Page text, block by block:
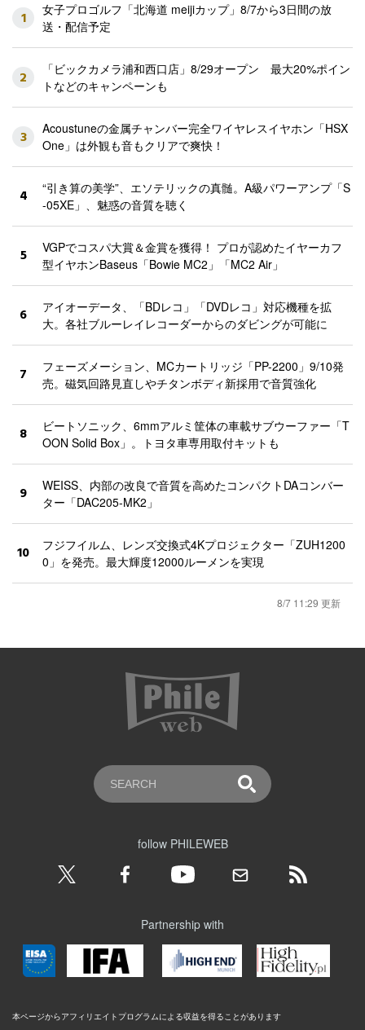
1
女子プロゴルフ「北海道 meijiカップ」8/7から3日間の放
送・配信予定
2
「ビックカメラ浦和西口店」8/29オープン 最大20%ポイン
トなどのキャンペーンも
3
Acoustuneの金属チャンバー完全ワイヤレスイヤホン「HSX
One」は外観も音もクリアで爽快！
4
“引き算の美学”、エソテリックの真髄。A級パワーアンプ「S
-05XE」、魅惑の音質を聴く
5
VGPでコスパ大賞＆金賞を獲得！ プロが認めたイヤーカフ
型イヤホンBaseus「Bowie MC2」「MC2 Air」
6
アイオーデータ、「BDレコ」「DVDレコ」対応機種を拡
大。各社ブルーレイレコーダーからのダビングが可能に
7
フェーズメーション、MCカートリッジ「PP-2200」9/10発
売。磁気回路見直しやチタンボディ新採用で音質強化
8
ビートソニック、6mmアルミ筐体の車載サブウーファー「T
OON Solid Box」。トヨタ車専用取付キットも
9
WEISS、内部の改良で音質を高めたコンパクトDAコンバー
ター「DAC205-MK2」
10
フジフイルム、レンズ交換式4Kプロジェクター「ZUH1200
0」を発売。最大輝度12000ルーメンを実現
8/7 11:29 更新
follow PHILEWEB
Partnership with
本ページからアフィリエイトプログラムによる収益を得ることがあります